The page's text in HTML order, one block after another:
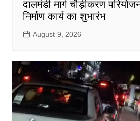
दालमंडी मार्ग चौड़ीकरण
निर्माण कार्य का शुभारंभ
August 9, 2026